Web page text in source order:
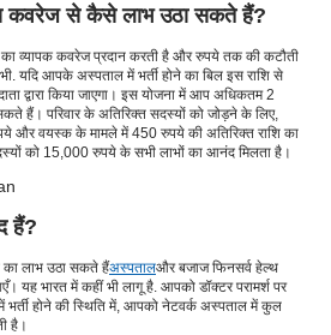
कवरेज से कैसे लाभ उठा सकते हैं?
व्यापक कवरेज प्रदान करती है और रुपये तक की कटौती
यदि आपके अस्पताल में भर्ती होने का बिल इस राशि से
द्वारा किया जाएगा। इस योजना में आप अधिकतम 2
हैं। परिवार के अतिरिक्त सदस्यों को जोड़ने के लिए,
और वयस्क के मामले में 450 रुपये की अतिरिक्त राशि का
को 15,000 रुपये के सभी लाभों का आनंद मिलता है।
हैं?
लाभ उठा सकते हैंअस्पतालऔर बजाज फिनसर्व हेल्थ
यह भारत में कहीं भी लागू है. आपको डॉक्टर परामर्श पर
होने की स्थिति में, आपको नेटवर्क अस्पताल में कुल
है।